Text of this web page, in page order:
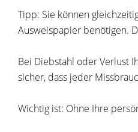
Tipp: Sie können
Ausweispapier benötigen.
Bei Diebstahl oder Verlust
sicher, dass jeder
Wichtig ist: Ohne Ihre